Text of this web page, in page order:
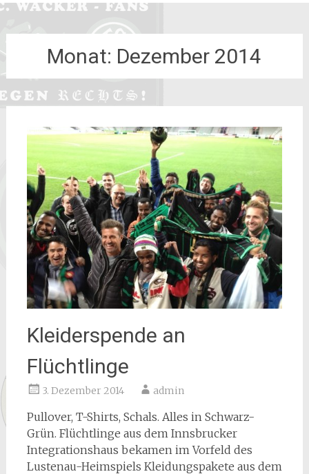
Monat: Dezember 2014
Kleiderspende an
Flüchtlinge
3. Dezember 2014 admin
Pullover, T-Shirts, Schals. Alles in Schwarz-
Grün. Flüchtlinge aus dem Innsbrucker
Integrationshaus bekamen im Vorfeld des
Lustenau-Heimspiels Kleidungspakete aus dem